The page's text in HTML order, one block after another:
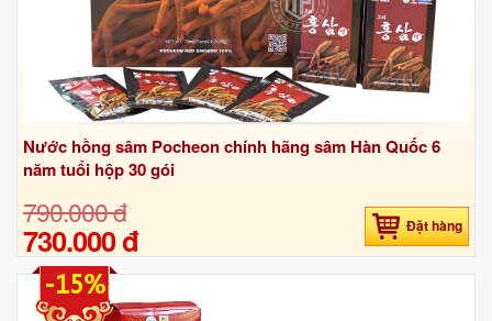
Nước hồng sâm Pocheon chính hãng sâm Hàn Quốc 6
năm tuổi hộp 30 gói
790.000 đ
730.000 đ Đặt hàng
-15%